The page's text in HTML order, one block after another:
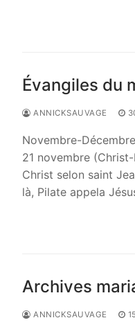
Évangiles du
ANNICKSAUVAGE
Novembre-
21 novembre
Christ selon saint
là, Pilate appela
Archives
ANNICKSAUVAGE